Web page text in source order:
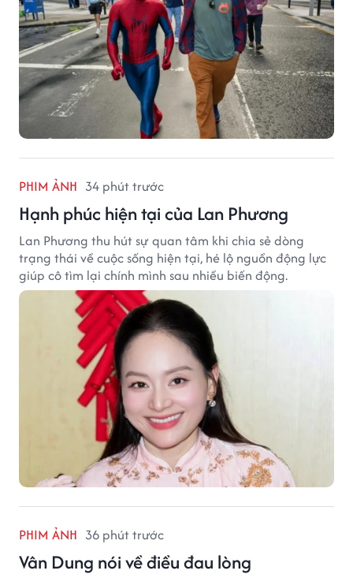
PHIM ẢNH 34 phút trước
Hạnh phúc hiện tại của Lan Phương
Lan Phương thu hút sự quan tâm khi chia sẻ dòng
trạng thái về cuộc sống hiện tại, hé lộ nguồn động lực
giúp cô tìm lại chính mình sau nhiều biến động.
PHIM ẢNH 36 phút trước
Vân Dung nói về điều đau lòng